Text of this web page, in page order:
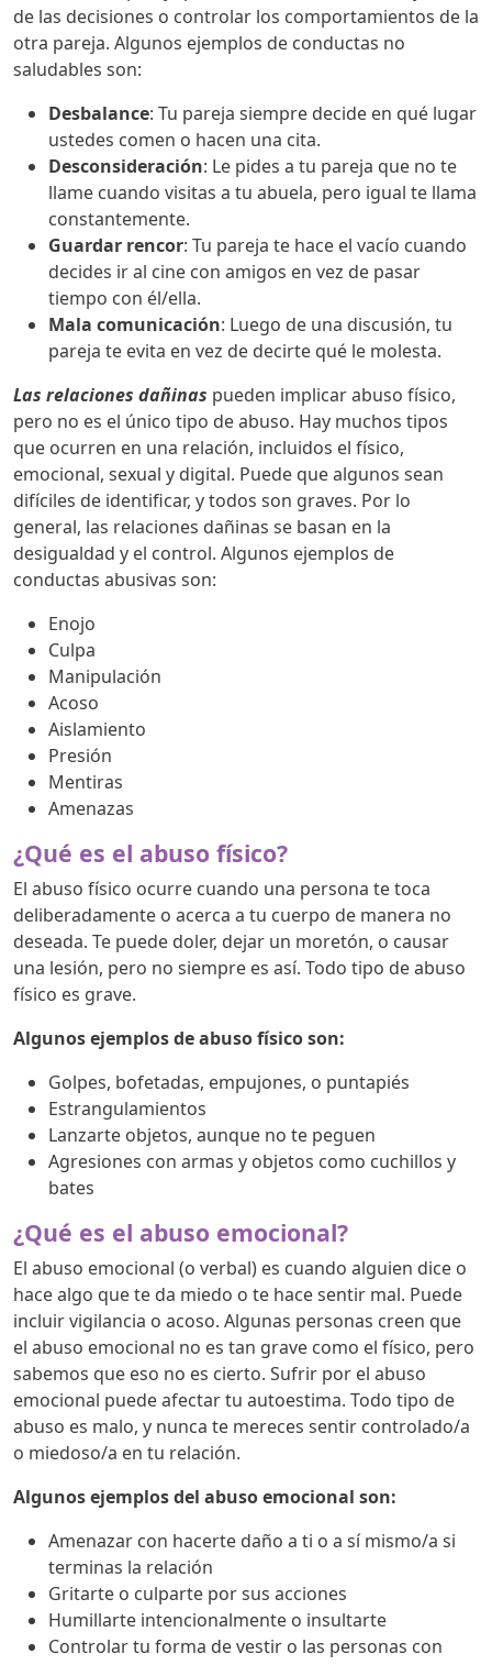
de las decisiones o controlar los comportamientos de la
otra pareja. Algunos ejemplos de conductas no
saludables son:
Desbalance: Tu pareja siempre decide en qué lugar
ustedes comen o hacen una cita.
Desconsideración: Le pides a tu pareja que no te
llame cuando visitas a tu abuela, pero igual te llama
constantemente.
Guardar rencor: Tu pareja te hace el vacío cuando
decides ir al cine con amigos en vez de pasar
tiempo con él/ella.
Mala comunicación: Luego de una discusión, tu
pareja te evita en vez de decirte qué le molesta.
Las relaciones dañinas pueden implicar abuso físico,
pero no es el único tipo de abuso. Hay muchos tipos
que ocurren en una relación, incluidos el físico,
emocional, sexual y digital. Puede que algunos sean
difíciles de identificar, y todos son graves. Por lo
general, las relaciones dañinas se basan en la
desigualdad y el control. Algunos ejemplos de
conductas abusivas son:
Enojo
Culpa
Manipulación
Acoso
Aislamiento
Presión
Mentiras
Amenazas
¿Qué es el abuso físico?
El abuso físico ocurre cuando una persona te toca
deliberadamente o acerca a tu cuerpo de manera no
deseada. Te puede doler, dejar un moretón, o causar
una lesión, pero no siempre es así. Todo tipo de abuso
físico es grave.
Algunos ejemplos de abuso físico son:
Golpes, bofetadas, empujones, o puntapiés
Estrangulamientos
Lanzarte objetos, aunque no te peguen
Agresiones con armas y objetos como cuchillos y
bates
¿Qué es el abuso emocional?
El abuso emocional (o verbal) es cuando alguien dice o
hace algo que te da miedo o te hace sentir mal. Puede
incluir vigilancia o acoso. Algunas personas creen que
el abuso emocional no es tan grave como el físico, pero
sabemos que eso no es cierto. Sufrir por el abuso
emocional puede afectar tu autoestima. Todo tipo de
abuso es malo, y nunca te mereces sentir controlado/a
o miedoso/a en tu relación.
Algunos ejemplos del abuso emocional son:
Amenazar con hacerte daño a ti o a sí mismo/a si
terminas la relación
Gritarte o culparte por sus acciones
Humillarte intencionalmente o insultarte
Controlar tu forma de vestir o las personas con